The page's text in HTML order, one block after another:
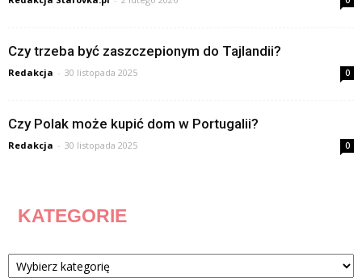
Czy trzeba być zaszczepionym do Tajlandii?
Redakcja - 30 listopada 2025 0
Czy Polak może kupić dom w Portugalii?
Redakcja - 30 listopada 2025 0
KATEGORIE
Kategorie